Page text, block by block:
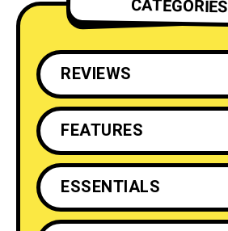
CATEGORIES
REVIEWS
FEATURES
ESSENTIALS